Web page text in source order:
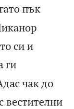
пък
си и
ги
чак до
вестителни